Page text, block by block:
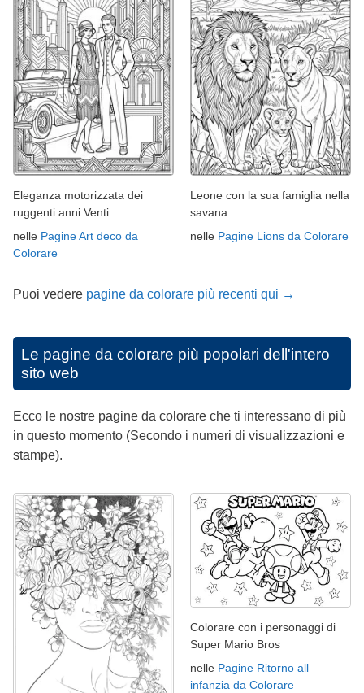
Eleganza motorizzata dei
ruggenti anni Venti
nelle Pagine Art deco da
Colorare
Leone con la sua famiglia nella
savana
nelle Pagine Lions da Colorare
Puoi vedere pagine da colorare più recenti qui →
Le pagine da colorare più popolari dell'intero
sito web
Ecco le nostre pagine da colorare che ti interessano di più
in questo momento (Secondo i numeri di visualizzazioni e
stampe).
Colorare con i personaggi di
Super Mario Bros
nelle Pagine Ritorno all
infanzia da Colorare